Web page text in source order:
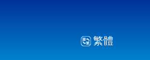
繁體